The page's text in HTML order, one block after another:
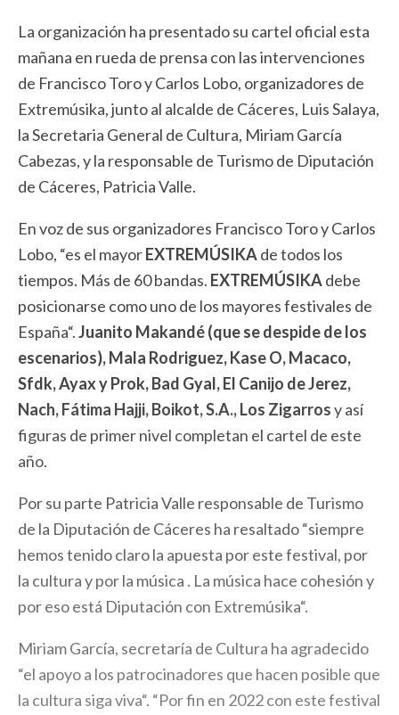
La organización ha presentado su cartel oficial esta
mañana en rueda de prensa con las intervenciones
de Francisco Toro y Carlos Lobo, organizadores de
Extremúsika, junto al alcalde de Cáceres, Luis Salaya,
la Secretaria General de Cultura, Miriam García
Cabezas, y la responsable de Turismo de Diputación
de Cáceres, Patricia Valle.
En voz de sus organizadores Francisco Toro y Carlos
Lobo, “es el mayorEXTREMÚSIKAde todos los
tiempos. Más de 60 bandas. EXTREMÚSIKAdebe
posicionarse como uno de los mayores festivales de
España“.Juanito Makandé (que se despide de los
escenarios), Mala Rodriguez, Kase O, Macaco,
Sfdk, Ayax y Prok, Bad Gyal, El Canijo de Jerez,
Nach, Fátima Hajji, Boikot, S.A., Los Zigarrosy así
figuras de primer nivel completan el cartel de este
año.
Por su parte Patricia Valle responsable de Turismo
de la Diputación de Cáceres ha resaltado “siempre
hemos tenido claro la apuesta por este festival, por
la cultura y por la música . La música hace cohesión y
por eso está Diputación con Extremúsika“.
Miriam García, secretaría de Cultura ha agradecido
“el apoyo a los patrocinadores que hacen posible que
la cultura siga viva“. “Por fin en 2022 con este festival